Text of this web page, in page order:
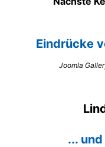
Eindrücke
Joomla
...